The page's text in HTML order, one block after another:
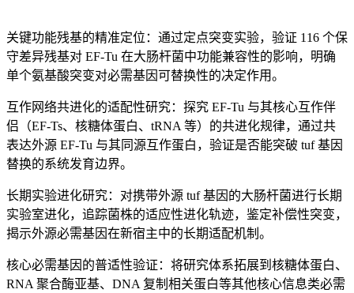
关键功能残基的精准定位：通过定点突变实验，验证 116 个保
守差异残基对 EF-Tu 在大肠杆菌中功能兼容性的影响，明确
单个氨基酸突变对必需基因可替换性的决定作用。
互作网络共进化的适配性研究：探究 EF-Tu 与其核心互作伴
侣（EF-Ts、核糖体蛋白、tRNA 等）的共进化规律，通过共
表达外源 EF-Tu 与其同源互作蛋白，验证是否能突破 tuf 基因
替换的系统发育边界。
长期实验进化研究：对携带外源 tuf 基因的大肠杆菌进行长期
实验室进化，追踪菌株的适应性进化轨迹，鉴定补偿性突变，
揭示外源必需基因在新宿主中的长期适配机制。
核心必需基因的普适性验证：将研究体系拓展到核糖体蛋白、
RNA 聚合酶亚基、DNA 复制相关蛋白等其他核心信息类必需